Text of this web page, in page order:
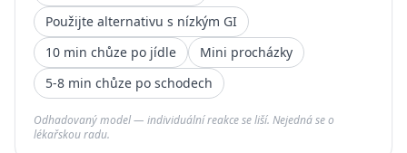
Použijte alternativu s nízkým GI
10 min chůze po jídle
Mini procházky
5-8 min chůze po schodech
Odhadovaný model — individuální reakce se liší. Nejedná se o
lékařskou radu.